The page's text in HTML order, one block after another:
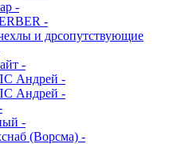
-
-
и дрсопутствующие
-
Андрей -
Андрей -
-
(Ворсма) -